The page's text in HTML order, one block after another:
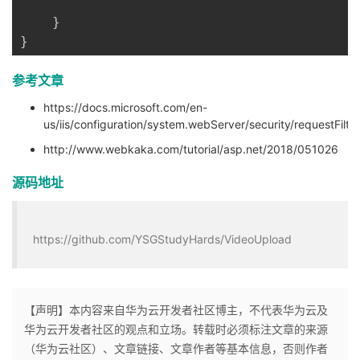
}
}
参考文章
https://docs.microsoft.com/en-
us/iis/configuration/system.webServer/security/
http://www.webkaka.com/tutorial/asp.net/2018/051026
源码地址
https://github.com/YSGStudyHards/VideoUpload
【声明】本内容来自华为云开发者社区博主，不代表华为云及
华为云开发者社区的观点和立场。转载时必须标注文章的来源
（华为云社区）、文章链接、文章作者等基本信息，否则作者